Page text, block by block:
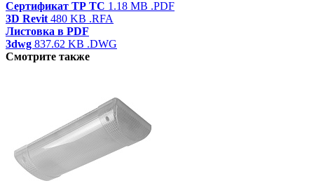
Сертификат ТР ТС 1.18 MB .PDF
3D Revit 480 KB .RFA
Листовка в PDF
3dwg 837.62 KB .DWG
Смотрите также